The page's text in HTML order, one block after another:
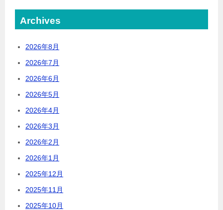
Archives
2026年8月
2026年7月
2026年6月
2026年5月
2026年4月
2026年3月
2026年2月
2026年1月
2025年12月
2025年11月
2025年10月